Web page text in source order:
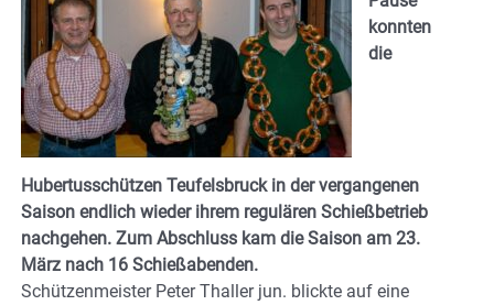
konnten
die
Hubertusschützen Teufelsbruck in der vergangenen
Saison endlich wieder ihrem regulären Schießbetrieb
nachgehen. Zum Abschluss kam die Saison am 23.
März nach 16 Schießabenden.
Schützenmeister Peter Thaller jun. blickte auf eine